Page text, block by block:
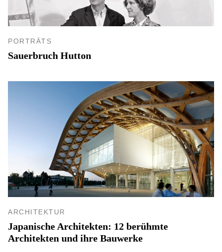
PORTRÄTS
Sauerbruch Hutton
ARCHITEKTUR
Japanische Architekten: 12 berühmte
Architekten und ihre Bauwerke